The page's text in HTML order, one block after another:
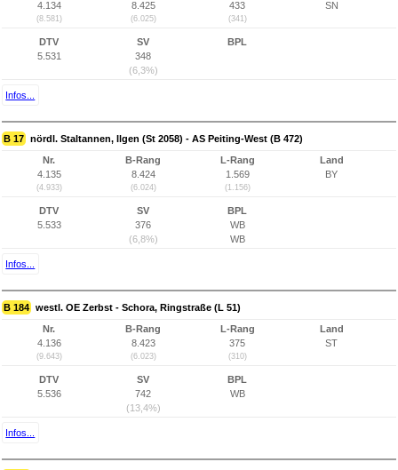
4.134
(8.581)
8.425
(6.025)
433
(341)
SN
DTV
5.531
SV
348
(6,3%)
BPL
Infos...
B 17 nördl. Staltannen, Ilgen (St 2058) - AS Peiting-West (B 472)
Nr.
4.135
(4.933)
B-Rang
8.424
(6.024)
L-Rang
1.569
(1.156)
Land
BY
DTV
5.533
SV
376
(6,8%)
BPL
WB
WB
Infos...
B 184 westl. OE Zerbst - Schora, Ringstraße (L 51)
Nr.
4.136
(9.643)
B-Rang
8.423
(6.023)
L-Rang
375
(310)
Land
ST
DTV
5.536
SV
742
(13,4%)
BPL
WB
Infos...